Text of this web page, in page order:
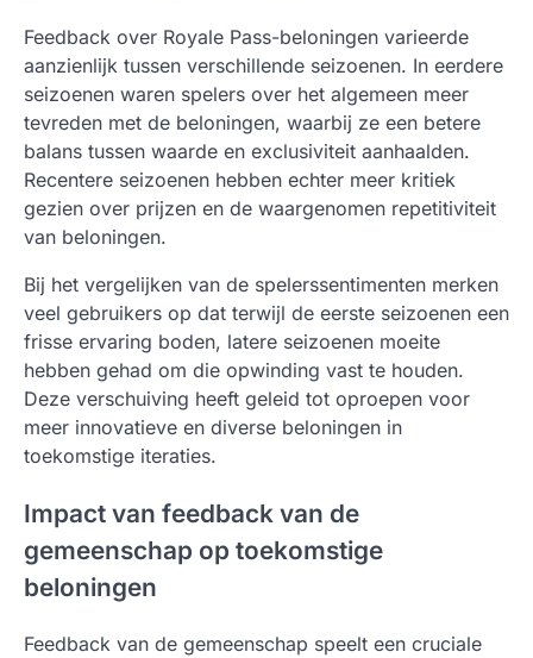
Feedback over Royale Pass-beloningen varieerde
aanzienlijk tussen verschillende seizoenen. In eerdere
seizoenen waren spelers over het algemeen meer
tevreden met de beloningen, waarbij ze een betere
balans tussen waarde en exclusiviteit aanhaalden.
Recentere seizoenen hebben echter meer kritiek
gezien over prijzen en de waargenomen repetitiviteit
van beloningen.
Bij het vergelijken van de spelerssentimenten merken
veel gebruikers op dat terwijl de eerste seizoenen een
frisse ervaring boden, latere seizoenen moeite
hebben gehad om die opwinding vast te houden.
Deze verschuiving heeft geleid tot oproepen voor
meer innovatieve en diverse beloningen in
toekomstige iteraties.
Impact van feedback van de
gemeenschap op toekomstige
beloningen
Feedback van de gemeenschap speelt een cruciale